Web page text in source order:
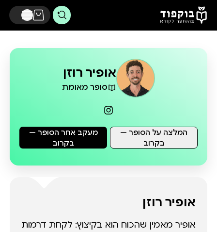
דלג לתוכן הראשי
אופיר רוזן
סופר מאומת
מעקב אחר הסופר —
בקרוב
המלצה על הסופר —
בקרוב
אופיר רוזן
אופיר מאמין שהכוח הוא בקיצוץ: לקחת דרמות